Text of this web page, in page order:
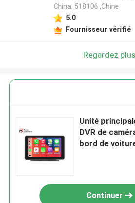
China. 518106 ,Chine
5.0
Fournisseur vérifié
Regardez plus
Unité
DVR de
bord de
Continuer